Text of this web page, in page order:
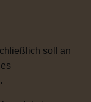
soll an